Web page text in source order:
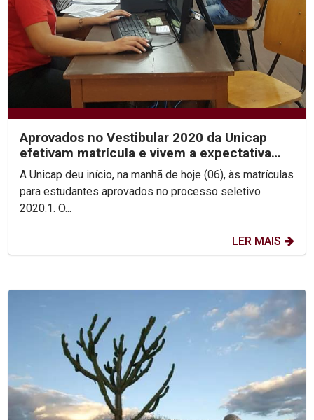
Aprovados no Vestibular 2020 da Unicap
efetivam matrícula e vivem a expectativa
pelo início das aula
A Unicap deu início, na manhã de hoje (06), às matrículas
para estudantes aprovados no processo seletivo
2020.1. O...
LER MAIS